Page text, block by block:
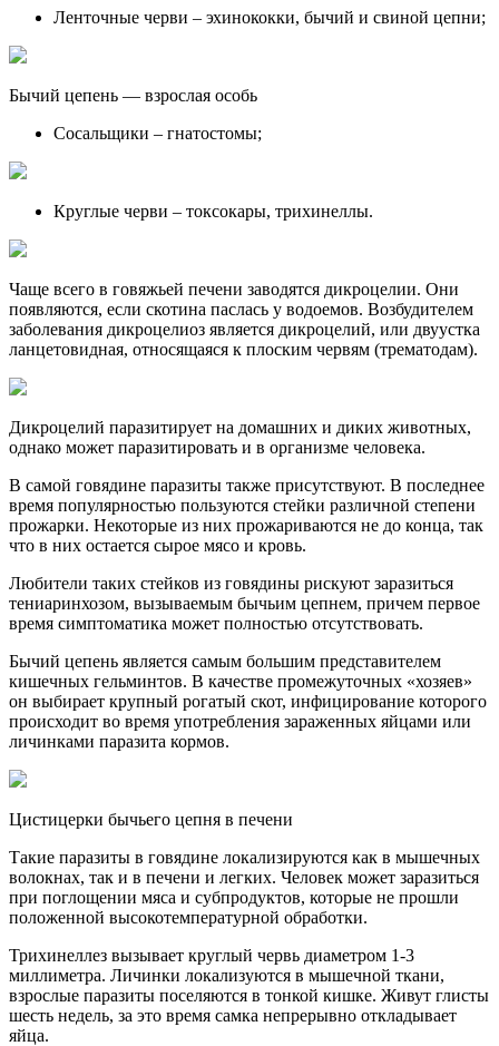
Ленточные черви – эхинококки, бычий и свиной цепни;
Бычий цепень — взрослая особь
Сосальщики – гнатостомы;
Круглые черви – токсокары, трихинеллы.
Чаще всего в говяжьей печени заводятся дикроцелии. Они
появляются, если скотина паслась у водоемов. Возбудителем
заболевания дикроцелиоз является дикроцелий, или двуустка
ланцетовидная, относящаяся к плоским червям (трематодам).
Дикроцелий паразитирует на домашних и диких животных,
однако может паразитировать и в организме человека.
В самой говядине паразиты также присутствуют. В последнее
время популярностью пользуются стейки различной степени
прожарки. Некоторые из них прожариваются не до конца, так
что в них остается сырое мясо и кровь.
Любители таких стейков из говядины рискуют заразиться
тениаринхозом, вызываемым бычьим цепнем, причем первое
время симптоматика может полностью отсутствовать.
Бычий цепень является самым большим представителем
кишечных гельминтов. В качестве промежуточных «хозяев»
он выбирает крупный рогатый скот, инфицирование которого
происходит во время употребления зараженных яйцами или
личинками паразита кормов.
Цистицерки бычьего цепня в печени
Такие паразиты в говядине локализируются как в мышечных
волокнах, так и в печени и легких. Человек может заразиться
при поглощении мяса и субпродуктов, которые не прошли
положенной высокотемпературной обработки.
Трихинеллез вызывает круглый червь диаметром 1-3
миллиметра. Личинки локализуются в мышечной ткани,
взрослые паразиты поселяются в тонкой кишке. Живут глисты
шесть недель, за это время самка непрерывно откладывает
яйца.